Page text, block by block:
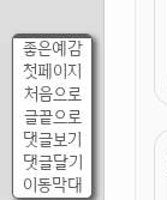
좋은예감
첫페이지
처음으로
글끝으로
댓글보기
댓글달기
이동막대